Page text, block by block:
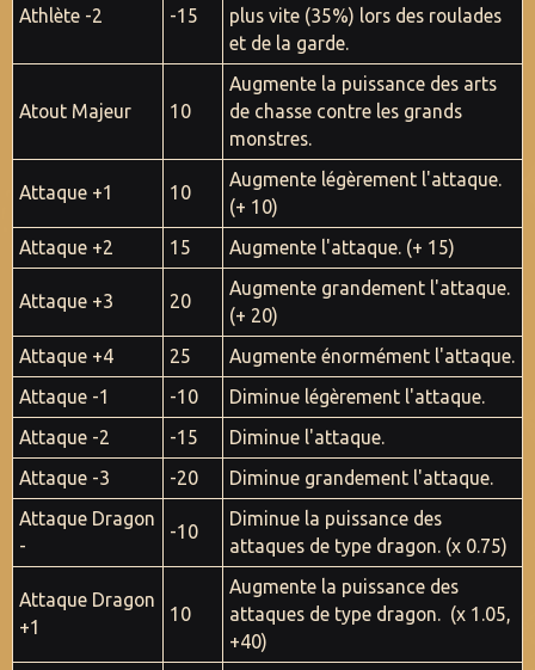
Athlète -2 -15
plus vite (35%) lors des roulades
et de la garde.
Atout Majeur 10
Augmente la puissance des arts
de chasse contre les grands
monstres.
Attaque +1 10
Augmente légèrement l'attaque.
(+ 10)
Attaque +2
15 Augmente l'attaque. (+ 15)
Attaque +3 20
Augmente grandement l'attaque.
(+ 20)
Attaque +4
25
Augmente énormément l'attaque.
Attaque -1
-10
Diminue légèrement l'attaque.
Attaque -2
-15
Diminue l'attaque.
Attaque -3
-20
Diminue grandement l'attaque.
Attaque Dragon
-
-10
Diminue la puissance des
attaques de type dragon. (x 0.75)
Attaque Dragon
+1
10
Augmente la puissance des
attaques de type dragon. (x 1.05,
+40)